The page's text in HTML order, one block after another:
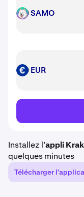
SAMO SAMO
EUR EUR
Installez l’appli
quelques minutes
Télécharger